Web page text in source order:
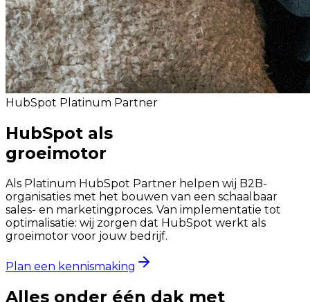
HubSpot Platinum Partner
HubSpot als
groeimotor
Als Platinum HubSpot Partner helpen wij B2B-
organisaties met het bouwen van een schaalbaar
sales- en marketingproces. Van implementatie tot
optimalisatie: wij zorgen dat HubSpot werkt als
groeimotor voor jouw bedrijf.
Plan een kennismaking
Alles onder één dak met